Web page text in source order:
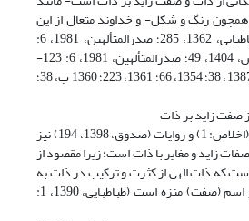
رنگ و شکل- و خداوند متعال از این
ترکیب نیز منزه است (طباطبایی، 1362، 285؛ صدرالمتألهین، 1981، 6:
140؛ نیز ر. ک: شیخ رئیس، 1404، 49؛ صدرالمتألهین، 1981، 6: 123-
148؛ همو، 1360 الف، 38؛ 1387، 38؛ 1354، 66؛ 1361، 223؛ 1360 ب، 38؛
صفت زاید بر ذات
اسم «احد» در قرآن کریم (اخلاص: 1) و روایات (صدوق، 1398، 194) نیز
زاید و مغایر با ذات است؛ زیرا مقصود از
که ذات الهی از کثرت و ترکیب در ذات به
جزء و جزء و نیز به ذات و اسم (صفت) منزه است (طباطبایی، 1390، 1: